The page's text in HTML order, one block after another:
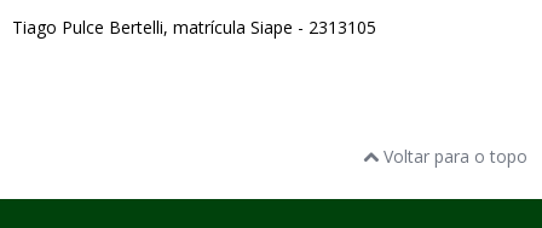
Tiago Pulce Bertelli, matrícula Siape - 2313105
Voltar para o topo